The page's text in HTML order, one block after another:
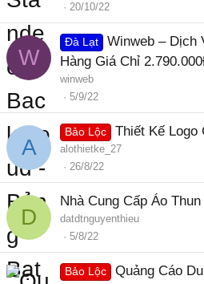
20/10/22
W
Đà Lạt
Winweb – Dịch
Hàng Giá Chỉ
winweb
5/9/22
A
Bảo Lộc Thiết Kế Logo
alothietke_27
26/8/22
D
Nhà Cung Cấp Áo
datdtnguyenthieu
5/8/22
Bảo Lộc Quảng Cáo